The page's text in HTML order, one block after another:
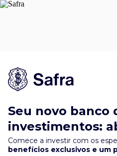
Seu novo banco
investimentos:
Comece a investir com os
benefícios exclusivos e um